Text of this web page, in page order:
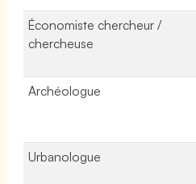
Économiste chercheur /
chercheuse
Archéologue
Urbanologue